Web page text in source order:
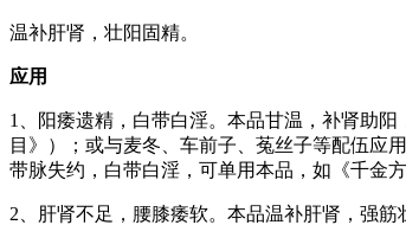
温补肝肾，壮阳固精。
应用
1、阳痿遗精，白带白淫。本品甘温，补肾助
目》）；或与麦冬、车前子、菟丝子等配伍应
带脉失约，白带白淫，可单用本品，如《千金
2、肝肾不足，腰膝痿软。本品温补肝肾，强